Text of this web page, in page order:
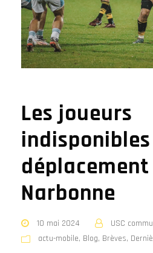
Les joueurs
Narbonne
10 mai 2024
USC
actu-mobile, Blog, Brèves,